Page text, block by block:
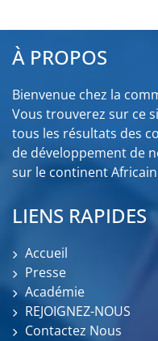
À PROPOS
Bienvenue chez la
Vous trouverez sur ce
tous les résultats des
de développement de
sur le continent
LIENS RAPIDES
Accueil
Presse
Académie
REJOIGNEZ-NOUS
Contactez Nous